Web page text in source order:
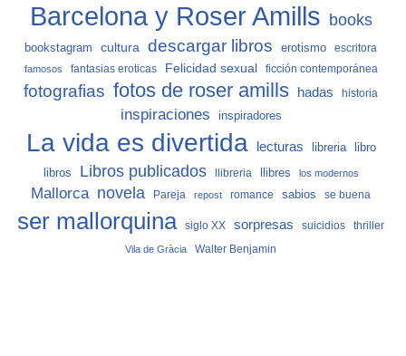
Barcelona y Roser Amills books
bookstagram cultura descargar libros erotismo escritora
famosos fantasias eroticas Felicidad sexual ficción contemporánea
fotografias fotos de roser amills hadas historia
inspiraciones inspiradores
La vida es divertida lecturas libreria
libro
libros
Libros publicados llibreria llibres los modernos
Mallorca novela Pareja repost romance sabios se buena
ser mallorquina siglo XX sorpresas suicidios thriller
Vila de Gràcia Walter Benjamin